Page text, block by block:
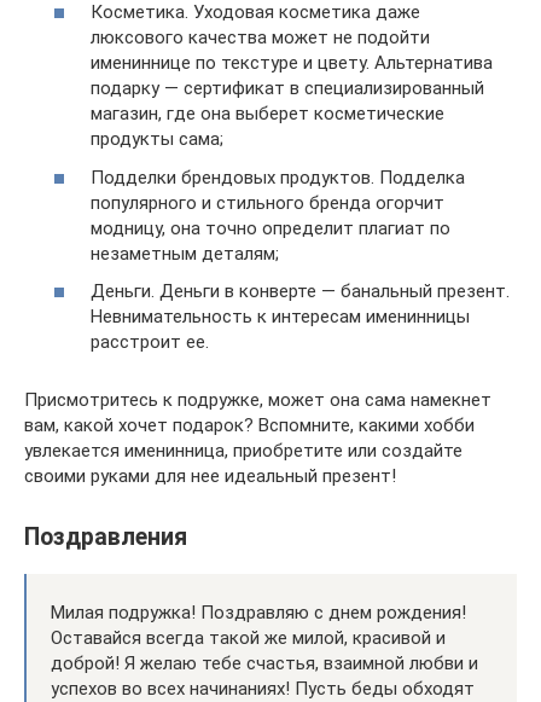
Косметика. Уходовая косметика даже
люксового качества может не подойти
имениннице по текстуре и цвету. Альтернатива
подарку — сертификат в специализированный
магазин, где она выберет косметические
продукты сама;
Подделки брендовых продуктов. Подделка
популярного и стильного бренда огорчит
модницу, она точно определит плагиат по
незаметным деталям;
Деньги. Деньги в конверте — банальный презент.
Невнимательность к интересам именинницы
расстроит ее.
Присмотритесь к подружке, может она сама намекнет
вам, какой хочет подарок? Вспомните, какими хобби
увлекается именинница, приобретите или создайте
своими руками для нее идеальный презент!
Поздравления
Милая подружка! Поздравляю с днем рождения!
Оставайся всегда такой же милой, красивой и
доброй! Я желаю тебе счастья, взаимной любви и
успехов во всех начинаниях! Пусть беды обходят